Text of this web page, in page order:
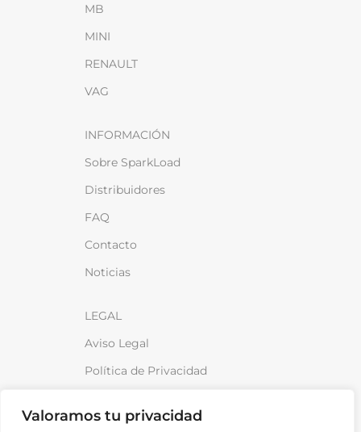
Valoramos tu privacidad
MB
MINI
RENAULT
VAG
INFORMACIÓN
Sobre SparkLoad
Distribuidores
FAQ
Contacto
Noticias
LEGAL
Aviso Legal
Política de Privacidad
Política de venta y devoluciones